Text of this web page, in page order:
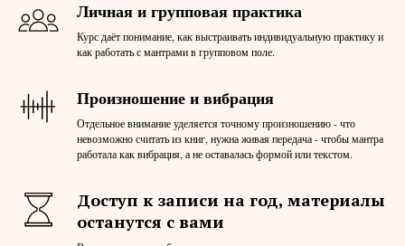
Личная и групповая практика
Курс даёт понимание, как выстраивать индивидуальную практику и
как работать с мантрами в групповом поле.
Произношение и вибрация
Отдельное внимание уделяется точному произношению - что
невозможно считать из книг, нужна живая передача - чтобы мантра
работала как вибрация, а не оставалась формой или текстом.
Доступ к записи на год, материалы
останутся с вами